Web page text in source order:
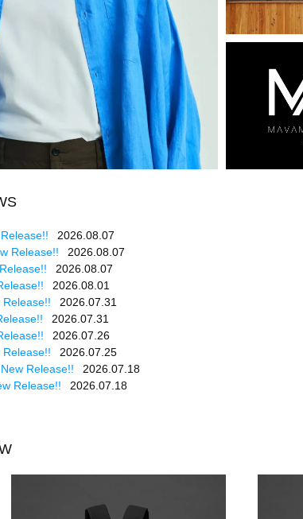
2026.08.07
Release!!
2026.08.07
2026.08.07
2026.08.01
Release!!
2026.07.31
2026.07.31
2026.07.26
Release!!
2026.07.25
New Release!!
2026.07.18
Release!!
2026.07.18